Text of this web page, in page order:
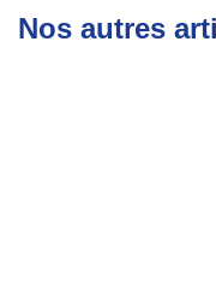
Nos autres